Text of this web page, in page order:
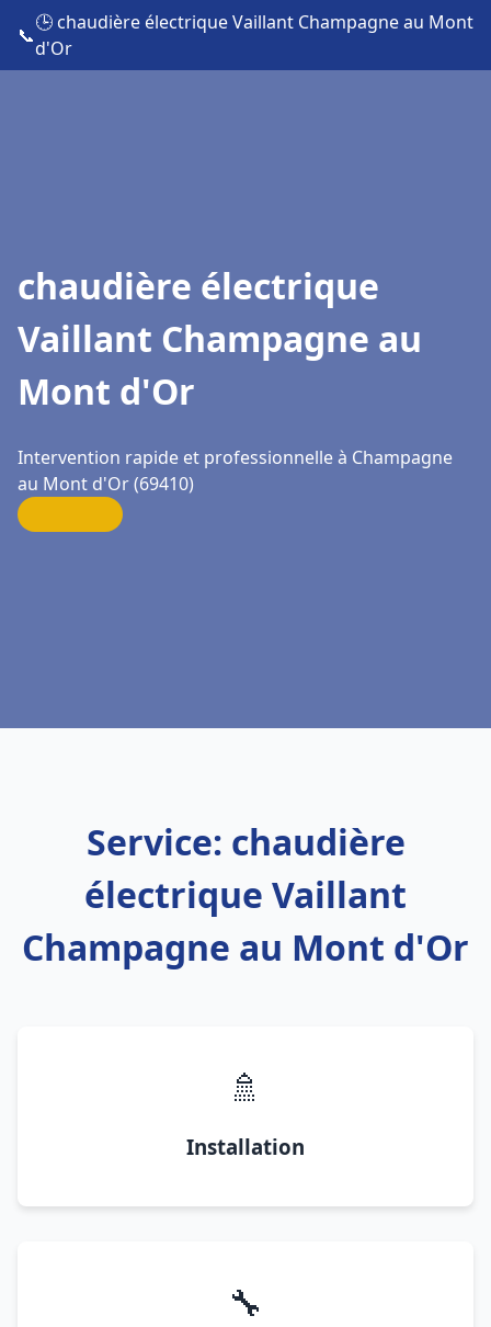
📞
🕒 chaudière électrique Vaillant Champagne au Mont
d'Or
chaudière électrique
Vaillant Champagne au
Mont d'Or
Intervention rapide et professionnelle à Champagne
au Mont d'Or (69410)
Service: chaudière
électrique Vaillant
Champagne au Mont d'Or
🚿
Installation
🔧